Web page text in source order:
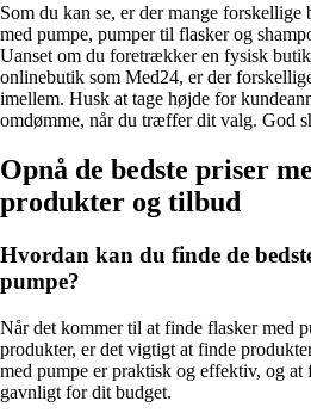
Som du kan se, er der mange
med pumpe, pumper til flasker og
Uanset om du foretrækker en fysisk
onlinebutik som Med24, er der
imellem. Husk at tage højde for
omdømme, når du træffer dit valg. God
Opnå de bedste priser
produkter og tilbud
Hvordan kan du finde de
pumpe?
Når det kommer til at finde flasker med
produkter, er det vigtigt at finde
med pumpe er praktisk og effektiv, og
gavnligt for dit budget.